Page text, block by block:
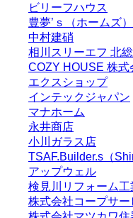
ビリーフハウス
豊夢’ｓ（ホームズ）
中村建硝
相川スリーエフ 北
COZY HOUSE 株式
エクスショップ
インテックジャパン
マナホーム
永井商店
小川ガラス店
TSAF.Builder.s（
アップウェル
検見川リフォーム工
株式会社コープサー